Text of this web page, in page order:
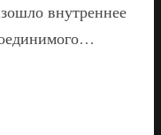
внутреннее